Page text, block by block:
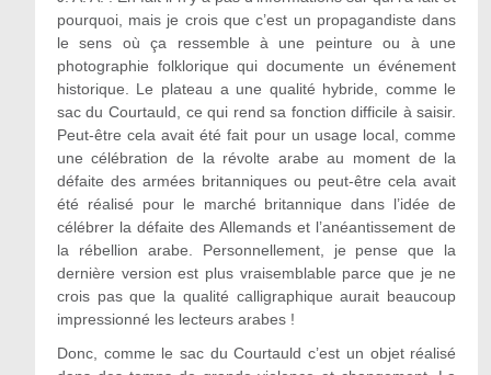
pourquoi, mais je crois que c’est un propagandiste dans
le sens où ça ressemble à une peinture ou à une
photographie folklorique qui documente un événement
historique. Le plateau a une qualité hybride, comme le
sac du Courtauld, ce qui rend sa fonction difficile à saisir.
Peut-être cela avait été fait pour un usage local, comme
une célébration de la révolte arabe au moment de la
défaite des armées britanniques ou peut-être cela avait
été réalisé pour le marché britannique dans l’idée de
célébrer la défaite des Allemands et l’anéantissement de
la rébellion arabe. Personnellement, je pense que la
dernière version est plus vraisemblable parce que je ne
crois pas que la qualité calligraphique aurait beaucoup
impressionné les lecteurs arabes !
Donc, comme le sac du Courtauld c’est un objet réalisé